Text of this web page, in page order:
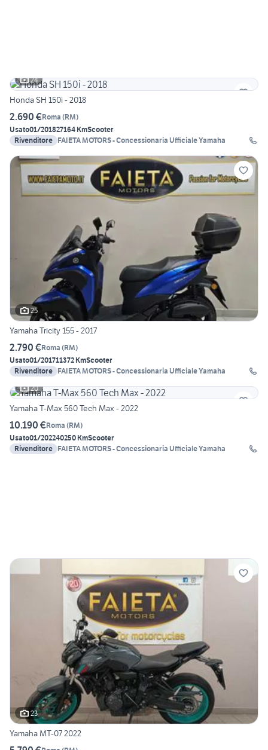
24
Honda SH 150i - 2018
2.690 €Roma (RM)
Usato01/201827164 KmScooter
Rivenditore FAIETA MOTORS - Concessionaria Ufficiale Yamaha
25
Yamaha Tricity 155 - 2017
2.790 €Roma (RM)
Usato01/201711372 KmScooter
Rivenditore FAIETA MOTORS - Concessionaria Ufficiale Yamaha
20
Yamaha T-Max 560 Tech Max - 2022
10.190 €Roma (RM)
Usato01/202240250 KmScooter
Rivenditore FAIETA MOTORS - Concessionaria Ufficiale Yamaha
23
Yamaha MT-07 2022